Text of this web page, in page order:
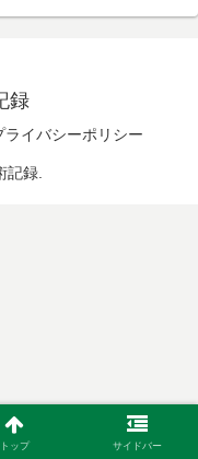
録
ライバシーポリシー
記録.
トップ サイドバー